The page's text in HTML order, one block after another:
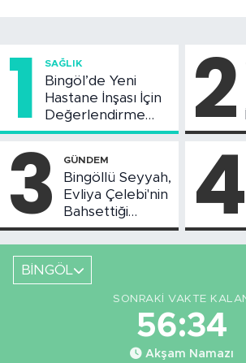
1 SAĞLIK
Bingöl’de Yeni
Hastane İnşası İçin
Değerlendirme
Toplantısı Yapıldı
2
3 GÜNDEM
Bingöllü Seyyah,
Evliya Çelebi'nin
Bahsettiği
Bingöl'deki O
Yeri Görüntüledi
4
BİNGÖL
SONRAKI VAKTE
56:34
Akşam Namazı